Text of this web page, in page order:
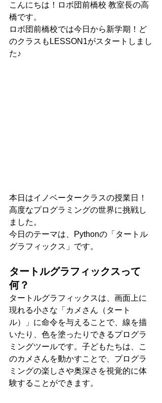
こんにちは！ロボ団前橋校 教室長の高
橋です。
ロボ団前橋校では今日から新学期！ど
のクラスもLESSON1がスタートしまし
た♪
本日はイノベータークラスの授業日！
高度なプログラミングの世界に挑戦し
ました。
今日のテーマは、Pythonの「タートル
グラフィックス」です。
タートルグラフィックスって
何？
タートルグラフィックスは、画面上に
現れる小さな「カメさん（タート
ル）」に命令を与えることで、線を描
いたり、色を塗ったりできるプログラ
ミングツールです。子どもたちは、こ
のカメさんを動かすことで、プログラ
ミングの楽しさや奥深さを視覚的に体
験することができます。